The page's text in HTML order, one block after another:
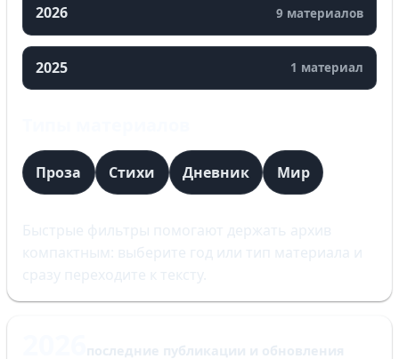
2026 9 материалов
2025 1 материал
Проза Стихи Дневник Мир